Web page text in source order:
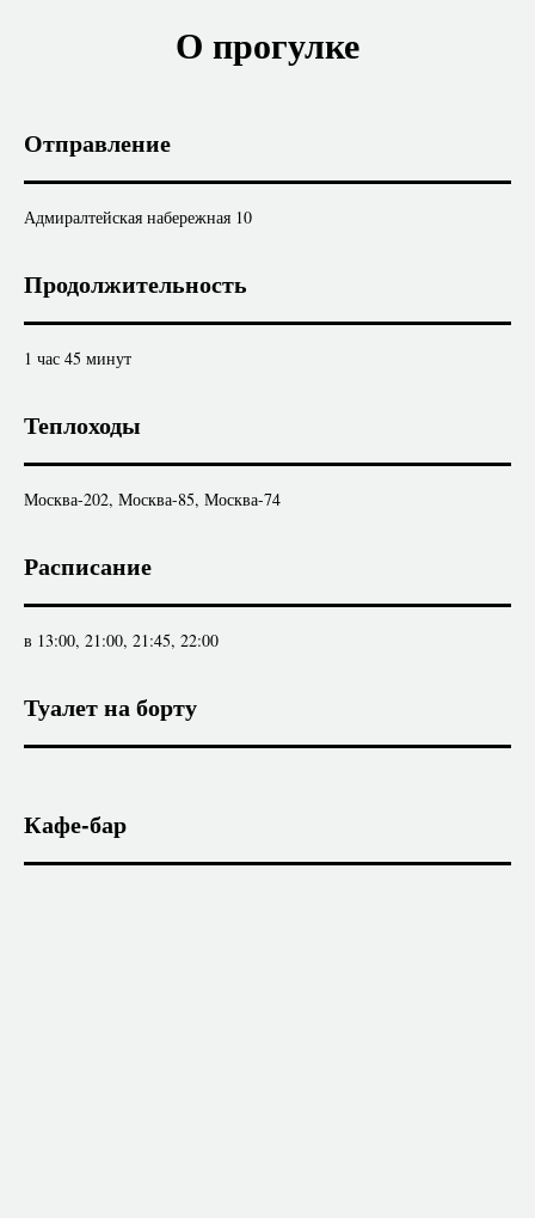
О прогулке
Отправление
Адмиралтейская набережная 10
Продолжительность
1 час 45 минут
Теплоходы
Москва-202, Москва-85, Москва-74
Расписание
в 13:00, 21:00, 21:45, 22:00
Туалет на борту
Кафе-бар